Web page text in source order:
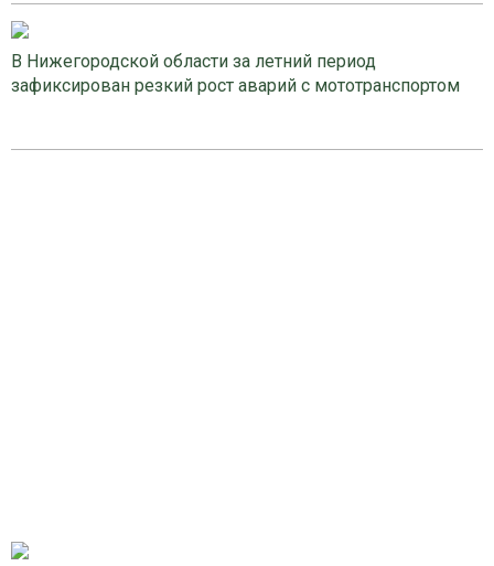
В Нижегородской области за летний период
зафиксирован резкий рост аварий с мототранспортом